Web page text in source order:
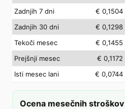
Zadnjih 7 dni
€ 0,1504
Zadnjih 30 dni
€ 0,1298
Tekoči mesec
€ 0,1455
Prejšnji mesec
€ 0,1172
Isti mesec lani
€ 0,0744
Ocena mesečnih stroškov